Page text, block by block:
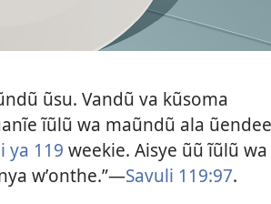
ũsu. Vandũ va kũsoma
ĩũlũ wa maũndũ ala
ya 119 weekie. Aisye ũũ ĩũlũ wa
wʼonthe.”—Savuli 119:97.